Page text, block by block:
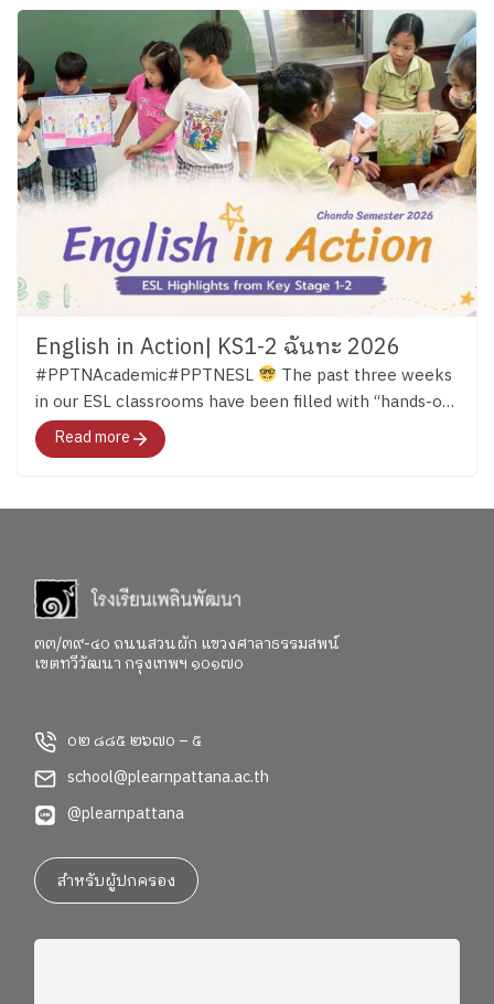
English in Action| KS1-2 ฉันทะ 2026
#PPTNAcademic#PPTNESL
The past three weeks
in our ESL classrooms have been filled with “hands-on
learning.” Across both Key Stage 1 and Key Stage 2,
students have continued developing their English skills
experiences that bring language to life. …ผ่านมาแล้วก
ภาษามาสู่ชีวิตจริงด้วยการลงมือทำกิจกรรมต่าง ๆ มา
ติดตามไปด้วยกันค่ะ
Key Stage 1 in Action In Key
Stage 1, students were using English in many different
ways both inside and outside the classroom. Alongside
through stories, discussions, and group activities.
English Clubs added even more opportunities for
learning. In the English Cooking Club, students
followed English instructions to make their own
“HAM & CHEESE sandwiches” while learning about
ingredients and sequencing. In the Creative Hands
Club, they used pipe cleaners to create colorful food
Read more
๓๓/๓๙-๔๐ ถนนสวนผัก แขวงศาลาธรรมสพน์
เขตทวีวัฒนา กรุงเทพฯ ๑๐๑๗๐
๐๒ ๘๘๕ ๒๖๗๐ – ๕
school@plearnpattana.ac.th
@plearnpattana
สำหรับผู้ปกครอง